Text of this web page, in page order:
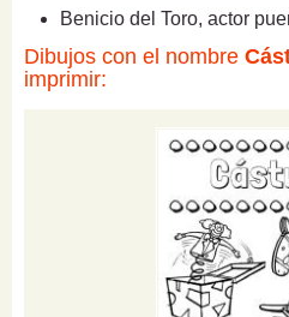
Benicio del Toro, actor
Dibujos con el nombre
imprimir: